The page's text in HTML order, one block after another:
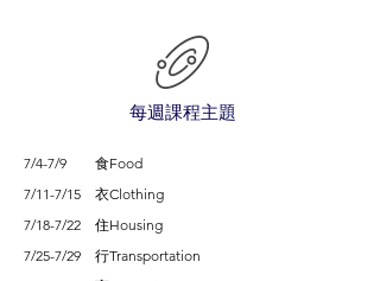
每週課程主題
7/4-7/9 食Food
7/11-7/15 衣Clothing
7/18-7/22 住Housing
7/25-7/29 行Transportation